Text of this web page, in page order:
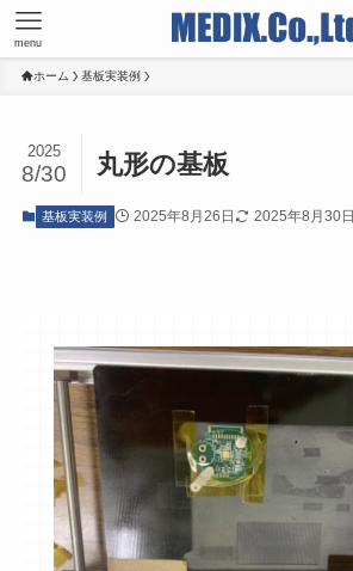
menu
ホーム 基板実装例
丸形の基板
2025
8/30
基板実装例 2025年8月26日 2025年8月30日